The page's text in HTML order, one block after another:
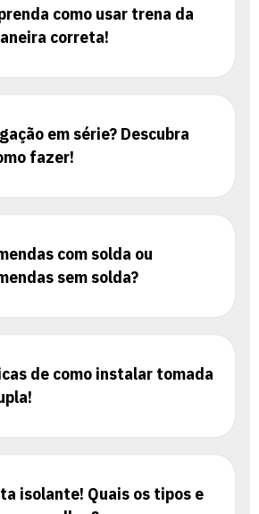
como usar trena da
correta!
em série? Descubra
fazer!
com solda ou
sem solda?
de como instalar tomada
isolante! Quais os tipos e